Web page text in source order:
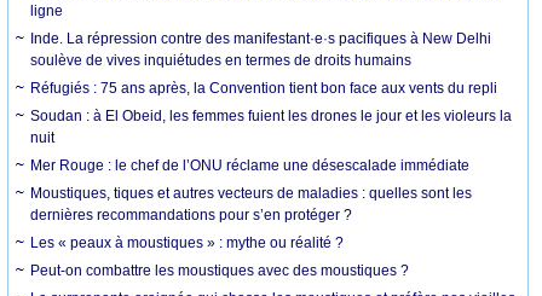
ligne
Inde. La répression contre des manifestant·e·s pacifiques à New Delhi
soulève de vives inquiétudes en termes de droits humains
Réfugiés : 75 ans après, la Convention tient bon face aux vents du repli
Soudan : à El Obeid, les femmes fuient les drones le jour et les violeurs la
nuit
Mer Rouge : le chef de l’ONU réclame une désescalade immédiate
Moustiques, tiques et autres vecteurs de maladies : quelles sont les
dernières recommandations pour s’en protéger ?
Les « peaux à moustiques » : mythe ou réalité ?
Peut-on combattre les moustiques avec des moustiques ?